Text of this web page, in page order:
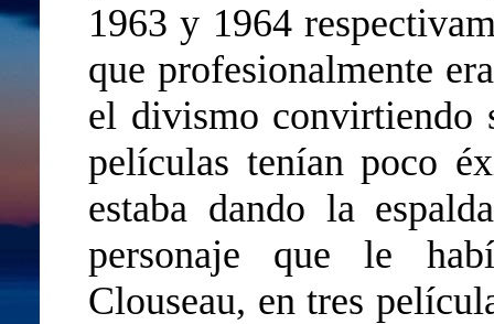
1963 y 1964
que profesionalmente
el divismo convirtiendo
películas tenían poco
estaba dando la
personaje que le
Clouseau, en tres